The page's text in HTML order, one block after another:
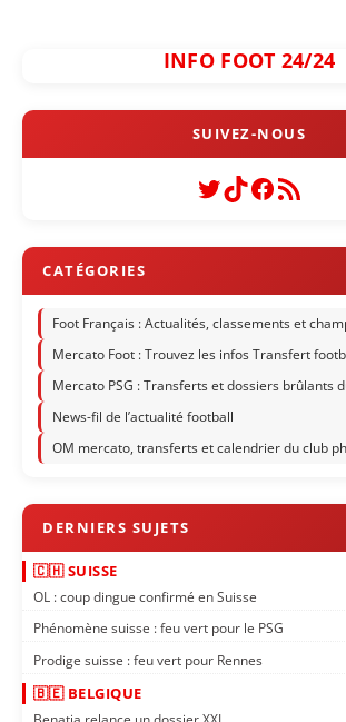
INFO FOOT 24/24
Twitter
TikTok
Flux RSS
Foot Français : Actualités, classements et
Mercato Foot : Trouvez les infos Transfert
Mercato PSG : Transferts et dossiers brûlants
News-fil de l’actualité football
OM mercato, transferts et calendrier du club
🇨🇭 SUISSE
OL : coup dingue confirmé en Suisse
Phénomène suisse : feu vert pour le PSG
Prodige suisse : feu vert pour Rennes
🇧🇪 BELGIQUE